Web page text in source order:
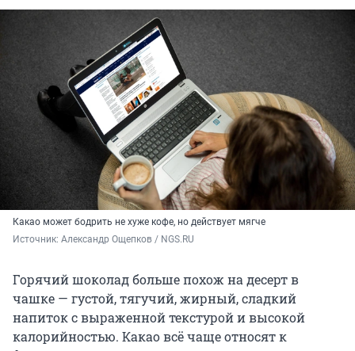
Какао может бодрить не хуже кофе, но действует мягче
Источник: Александр Ощепков / NGS.RU
Горячий шоколад больше похож на десерт в
чашке — густой, тягучий, жирный, сладкий
напиток с выраженной текстурой и высокой
калорийностью. Какао всё чаще относят к